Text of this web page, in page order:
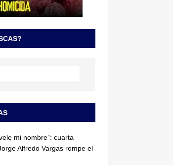
mi nombre”: cuarta
Alfredo Vargas rompe el